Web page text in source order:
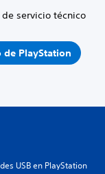
servicio técnico
PlayStation
USB en PlayStation